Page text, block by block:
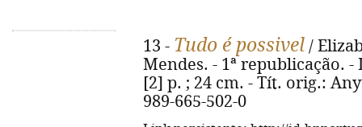
13 - Tudo é possivel /
Mendes. - 1ª republicação. -
[2] p. ; 24 cm. - Tít. orig.:
989-665-502-0